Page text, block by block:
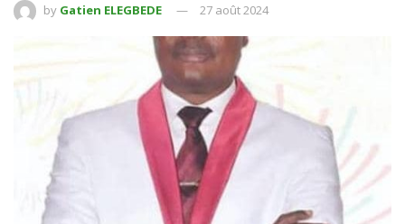
by Gatien ELEGBEDE 27 août 2024